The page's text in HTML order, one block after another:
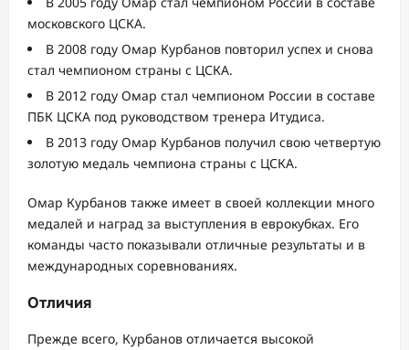
московского ЦСКА.
В 2008 году Омар Курбанов повторил успех и снова
стал чемпионом страны с ЦСКА.
В 2012 году Омар стал чемпионом России в составе
ПБК ЦСКА под руководством тренера Итудиса.
В 2013 году Омар Курбанов получил свою четвертую
золотую медаль чемпиона страны с ЦСКА.
Омар Курбанов также имеет в своей коллекции много
медалей и наград за выступления в еврокубках. Его
команды часто показывали отличные результаты и в
международных соревнованиях.
Отличия
Прежде всего, Курбанов отличается высокой